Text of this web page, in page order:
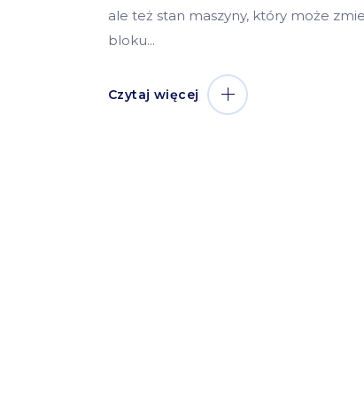
ale też stan maszyny, który może
bloku
Czytaj więcej